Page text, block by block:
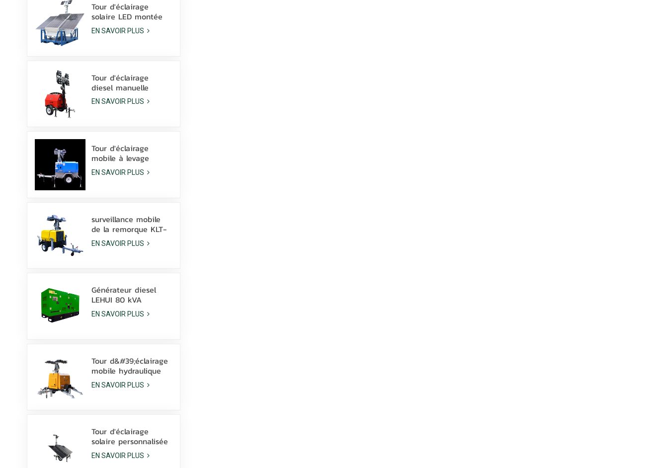
Tour d'éclairage
solaire LED montée
sur patins avec
lampes LED 400 W et
EN SAVOIR PLUS
Tour d'éclairage
diesel manuelle
compacte et
économique avec 4
W
EN SAVOIR PLUS
Tour d'éclairage
mobile à levage
hydraulique manuel
de 9 m de hauteur
EN SAVOIR PLUS
surveillance mobile
de la remorque KLT-
10000V de tour
légère de mât de
EN SAVOIR PLUS
Générateur diesel
LEHUI 80 kVA
silencieux, alimenté
par un moteur
EN SAVOIR PLUS
Tour d&#39;éclairage
mobile hydraulique
diesel de 9 m avec
lampes LED de 350 W
W
EN SAVOIR PLUS
Tour d'éclairage
solaire personnalisée
avec batterie au
Lithium, lampes LED
EN SAVOIR PLUS